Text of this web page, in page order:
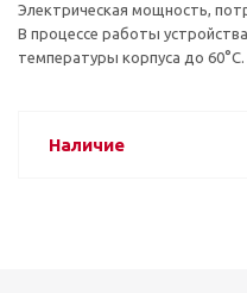
Электрическая мощность,
В процессе работы
температуры корпуса до 60°С.
Наличие